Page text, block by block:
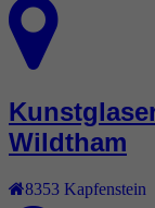
Wildtham
8353 Kapfenstein